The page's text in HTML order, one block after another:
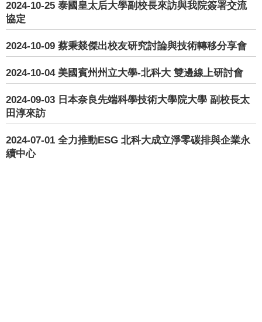
2024-10-25 泰國皇太后大學副校長來訪與我院簽署交流
協定
2024-10-09 蔡秉燚傑出校友研究討論與技術轉移分享會
2024-10-04 美國賓州州立大學-北科大 雙邊線上研討會
2024-09-03 日本奈良先端科學技術大學院大學 副校長太
田淳來訪
2024-07-01 全力推動ESG 北科大成立淨零碳排與企業永
續中心